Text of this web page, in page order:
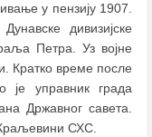
у пензију 1907.
дивизијске
Петра. Уз војне
Кратко време после
је управник града
Државног савета.
СХС.